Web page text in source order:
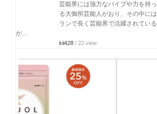
芸能界には強力なパイプや力を持
る大御所芸能人がおり、その中に
ランで長く芸能界で活躍されてい
が…
kii428 / 22 view